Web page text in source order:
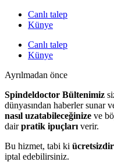
Canlı talep
Künye
Canlı talep
Künye
Ayrılmadan önce
Spindeldoctor Bültenimiz
dünyasından haberler sunar
nasıl uzatabileceğinize ve
dairpratik ipuçları verir.
Bu hizmet, tabi ki ücretsizdir
iptal edebilirsiniz.